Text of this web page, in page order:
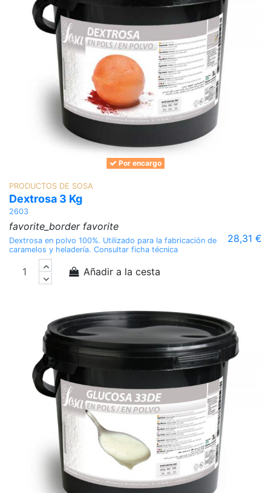
Por encargo
PRODUCTOS DE SOSA
Dextrosa 3 Kg
2603
favorite_border favorite
28,31 €
Dextrosa en polvo 100%. Utilizado para la fabricación de
caramelos y heladería. Consultar ficha técnica
Añadir a la cesta